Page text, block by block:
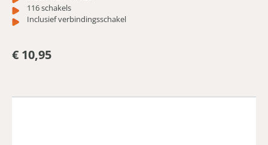
116 schakels
Inclusief verbindingsschakel
€ 10,95